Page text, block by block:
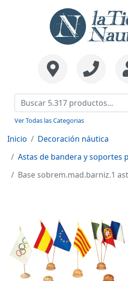
Ver Todas las Categorias
Inicio
Decoración náutica
Astas de bandera y soportes
Base sobrem.mad.barniz.1